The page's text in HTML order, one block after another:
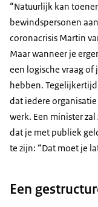
“Natuurlijk kan
bewindspersonen
coronacrisis Martin
Maar wanneer je
een logische vraag of
hebben.
dat iedere
werk. Een minister
dat je met publiek
te zijn: “Dat moet je
Een